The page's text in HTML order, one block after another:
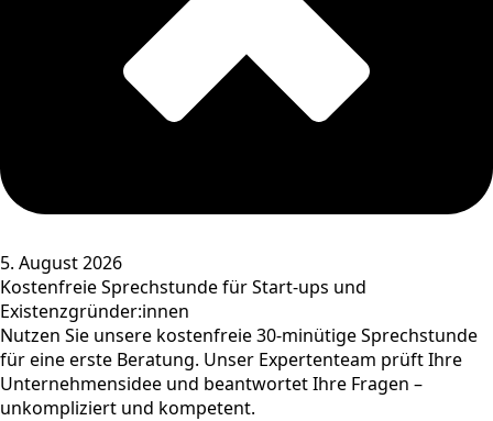
5. August 2026
Kostenfreie Sprechstunde für Start-ups und
Existenzgründer:innen
Nutzen Sie unsere kostenfreie 30-minütige Sprechstunde
für eine erste Beratung. Unser Expertenteam prüft Ihre
Unternehmensidee und beantwortet Ihre Fragen –
unkompliziert und kompetent.